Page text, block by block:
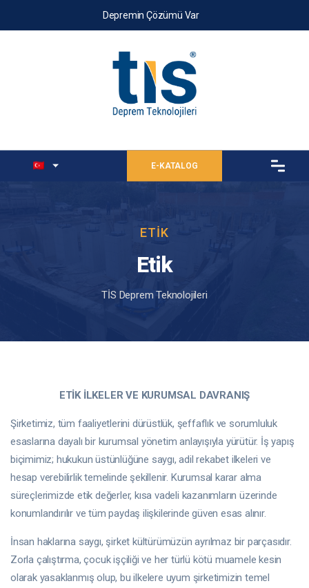
Depremin Çözümü Var
E-KATALOG
ETIK
Etik
TİS Deprem Teknolojileri
ETİK İLKELER VE KURUMSAL DAVRANIŞ
Şirketimiz, tüm faaliyetlerini dürüstlük, şeffaflık ve sorumluluk
esaslarına dayalı bir kurumsal yönetim anlayışıyla yürütür. İş yapış
biçimimiz; hukukun üstünlüğüne saygı, adil rekabet ilkeleri ve
hesap verebilirlik temelinde şekillenir. Kurumsal karar alma
süreçlerimizde etik değerler, kısa vadeli kazanımların üzerinde
konumlandırılır ve tüm paydaş ilişkilerinde güven esas alınır.
İnsan haklarına saygı, şirket kültürümüzün ayrılmaz bir parçasıdır.
Zorla çalıştırma, çocuk işçiliği ve her türlü kötü muamele kesin
olarak yasaklanmış olup, bu ilkelere uyum şirketimizin temel